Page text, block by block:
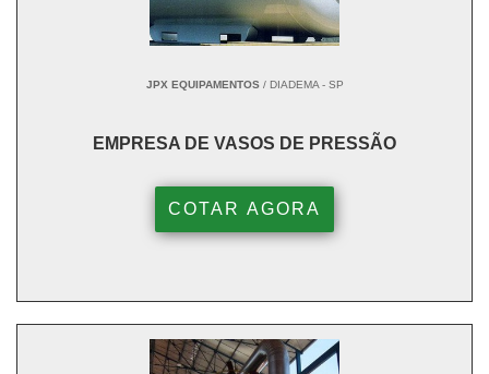
JPX EQUIPAMENTOS/ DIADEMA - SP
EMPRESA DE VASOS DE PRESSÃO
COTAR AGORA